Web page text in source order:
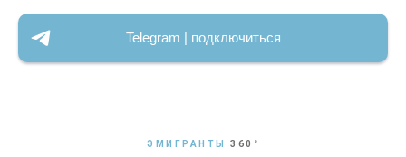
Telegram | подключиться
ЭМИГРАНТЫ 360 °